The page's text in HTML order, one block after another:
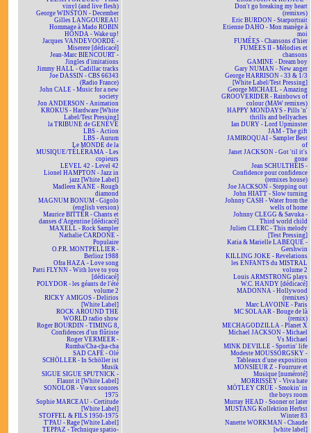
vinyl (and live flesh)
George WINSTON - December
Gilles LANGOUREAU
Hommage à Mado ROBIN
HONDA - Wake up!
Jacques VANDEVOORDE -
Miserere [dédicacé]
Jean-Marc BIENCOURT -
Jingles d'imitations
Jimmy HALL - Cadillac tracks
Joe DASSIN - CBS 66343
(Radio France)
John CALE - Music for a new
society
Jon ANDERSON - Animation
KROKUS - Hardware [White
Label/Test Pressing]
la TRIBUNE de GENÈVE
LBS - Action
LBS - Aurum
Le MONDE de la
MUSIQUE/TÉLÉRAMA - Les
copieurs
LEVEL 42 - Level 42
Lionel HAMPTON - Jazz in
jazz [White Label]
Madleen KANE - Rough
diamond
MAGNUM BONUM - Gigolo
(english version)
Maurice BITTER - Chants et
danses d'Argentine [dédicacé]
MAXELL - Rock Sampler
Nathalie CARDONE -
Populaire
O.P.R. MONTPELLIER -
Berlioz 1988
Ofra HAZA - Love song
Patti FLYNN - With love to you
[dédicacé]
POLYDOR - les géants de l'été
volume 2
RICKY AMIGOS - Delirios
[White Label]
ROCK AROUND THE
WORLD radio show
Roger BOURDIN - TIMING 8,
Confidences d'un flûtiste
Roger VERMEER -
Rumba/Cha-cha-cha
SAD CAFÉ - Olé
SCHÖLLER - In Schöller ist
Musik
SIGUE SIGUE SPUTNICK -
Flaunt it [White Label]
SONOLOR - Vœux sonores
1975
Sophie MARCEAU - Certitude
[White Label]
STOFFEL & FILS 1950-1975
T'PAU - Rage [White Label]
TEPPAZ - Technique spatio-
Don't go breaking my heart
(remixes)
Eric BURDON - Starportrait
Etienne DAHO - Mon manège à
moi
FUMÉES - Chansons d'hier
FUMÉES II - Mélodies et
chansons
GAMINE - Dream boy
Gary NUMAN - New anger
George HARRISON - 33 & 1/3
[White Label/Test Pressing]
George MICHAEL - Amazing
GROOVERIDER - Rainbows of
colour (MAW remixes)
HAPPY MONDAYS - Pills 'n'
thrills and bellyaches
Ian DURY - Lord Upminster
JAM - The gift
JAMIROQUAI - Sampler Best
of
Janet JACKSON - Got 'til it's
gone
Jean SCHULTHEIS -
Confidence pour confidence
(remixes house)
Joe JACKSON - Stepping out
John HIATT - Slow turning
Johnny CASH - Water from the
wells of home
Johnny CLEGG & Savuka -
Third world child
Julien CLERC - This melody
[Test Pressing]
Katia & Marielle LABEQUE -
Gershwin
KILLING JOKE - Revelations
les ENFANTS du MISTRAL
volume 2
Louis ARMSTRONG plays
W.C. HANDY [dédicacé]
MADONNA - Hollywood
(remixes)
Marc LAVOINE - Paris
MC SOLAAR - Bouge de là
(remix)
MECHAGODZILLA - Planet X
Michael JACKSON - Michael
Vs Michael
MINK DEVILLE - Sportin' life
Modeste MOUSSORGSKY -
Tableaux d'une exposition
MONSIEUR Z - Fourrure et
Musique [numéroté]
MORRISSEY - Viva hate
MÖTLEY CRÜE - Smokin' in
the boys room
Murray HEAD - Sooner or later
MUSTANG Kollektion Herbst
Winter 83
Nanette WORKMAN - Chaude
[white label]